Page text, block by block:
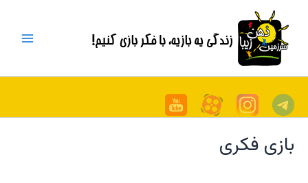
محتوا
Menu
بازی فکری